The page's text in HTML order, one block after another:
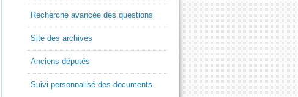
Recherche avancée des questions
Site des archives
Anciens députés
Suivi personnalisé des documents